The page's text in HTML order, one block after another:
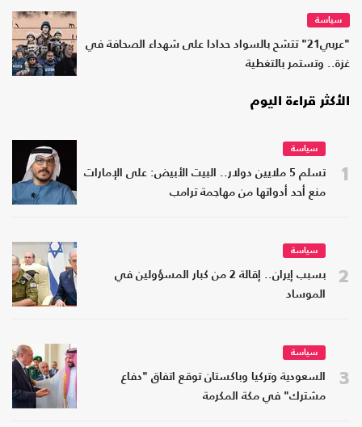
سياسة
"عربي21" تتشح بالسواد حدادا على شهداء الصحافة في
غزة.. وتستمر بالتغطية
الأكثر قراءة اليوم
1
سياسة
تسلم 5 ملايين دولار.. البيت الأبيض: على الإمارات
منع أحد أدواتها من مهاجمة ترامب
2
سياسة
بسبب إيران.. إقالة 2 من كبار المسؤولين في
الموساد
3
سياسة
السعودية وتركيا وباكستان توقع اتفاق "دفاع
مشترك" في مكة المكرمة